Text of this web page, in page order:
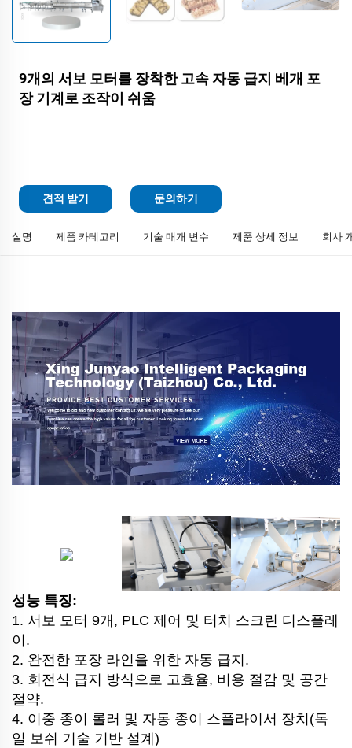
9개의 서보 모터를 장착한 고속 자동 급지 베개 포
장 기계로 조작이 쉬움
견적 받기 문의하기
설명 제품 카테고리 기술 매개 변수 제품 상세 정보 회사
성능 특징:
1. 서보 모터 9개, PLC 제어 및 터치 스크린 디스플레
이.
2. 완전한 포장 라인을 위한 자동 급지.
3. 회전식 급지 방식으로 고효율, 비용 절감 및 공간
절약.
4. 이중 종이 롤러 및 자동 종이 스플라이서 장치(독
일 보쉬 기술 기반 설계)